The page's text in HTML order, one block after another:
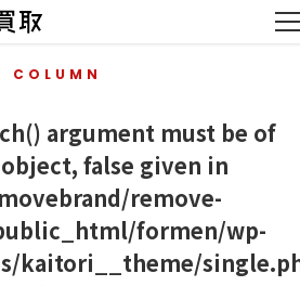
COLUMN
argument must be of
false given in
remove-
formen/wp-
kaitori__theme/